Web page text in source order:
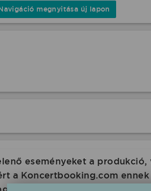
megnyitása új lapon
eseményeket a
a Koncertbooking.com